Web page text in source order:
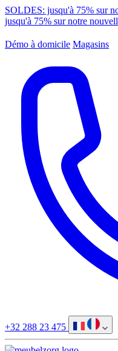
SOLDES: jusqu'à 75% sur
jusqu'à 75% sur notre
Démo à domicile Magasins
+32 288 23 475